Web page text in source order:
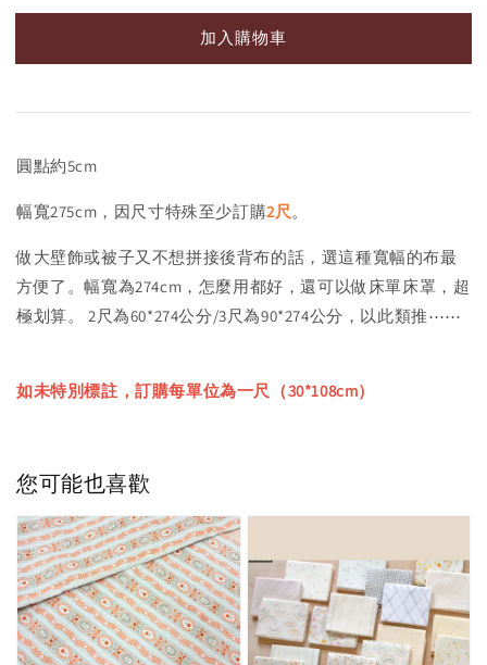
加入購物車
圓點約5cm
幅寬275cm，因尺寸特殊至少訂購2尺。
做大壁飾或被子又不想拼接後背布的話，選這種寬幅的布最
方便了。幅寬為274cm，怎麼用都好，還可以做床單床罩，超
極划算。 2尺為60*274公分/3尺為90*274公分，以此類推⋯⋯
如未特別標註，訂購每單位為一尺（30*108cm）
您可能也喜歡